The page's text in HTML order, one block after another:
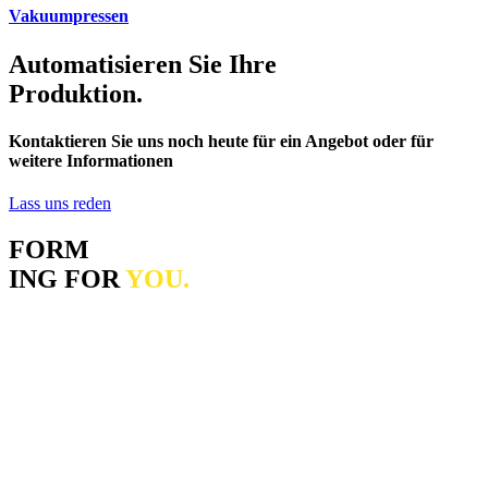
Vakuumpressen
Automatisieren Sie Ihre
Produktion.
Kontaktieren Sie uns noch heute für ein Angebot oder für
weitere Informationen
Lass uns reden
FORM
ING FOR YOU.